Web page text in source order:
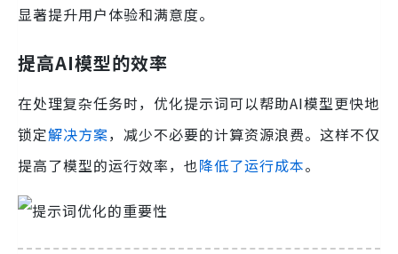
显著提升用户体验和满意度。
提高AI模型的效率
在处理复杂任务时，优化提示词可以帮助AI模型更快地
锁定解决方案，减少不必要的计算资源浪费。这样不仅
提高了模型的运行效率，也降低了运行成本。